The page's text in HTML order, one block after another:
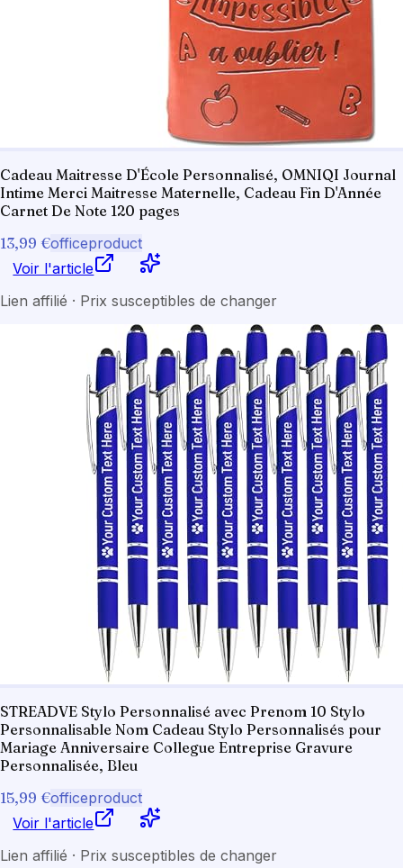
Cadeau Maitresse D'École Personnalisé, OMNIQI Journal
Intime Merci Maitresse Maternelle, Cadeau Fin D'Année
Carnet De Note 120 pages
13,99 €officeproduct
Voir l'article
Lien affilié · Prix susceptibles de changer
STREADVE Stylo Personnalisé avec Prenom 10 Stylo
Personnalisable Nom Cadeau Stylo Personnalisés pour
Mariage Anniversaire Collegue Entreprise Gravure
Personnalisée, Bleu
15,99 €officeproduct
Voir l'article
Lien affilié · Prix susceptibles de changer